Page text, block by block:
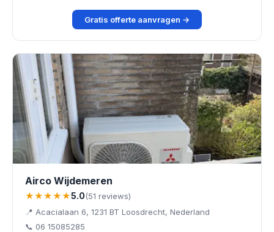
Gratis offerte aanvragen →
Airco Wijdemeren
★★★★★5.0(51 reviews)
📍 Acacialaan 6, 1231 BT Loosdrecht, Nederland
📞 06 15085285